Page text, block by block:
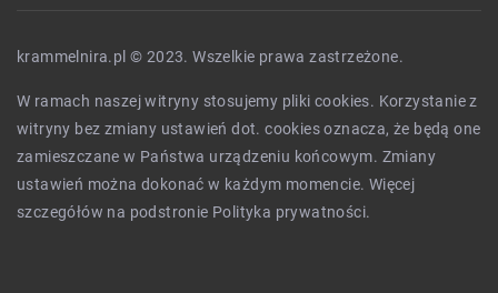
krammelnira.pl © 2023. Wszelkie prawa zastrzeżone.
W ramach naszej witryny stosujemy pliki cookies. Korzystanie z
witryny bez zmiany ustawień dot. cookies oznacza, że będą one
zamieszczane w Państwa urządzeniu końcowym. Zmiany
ustawień można dokonać w każdym momencie. Więcej
szczegółów na podstronie Polityka prywatności.